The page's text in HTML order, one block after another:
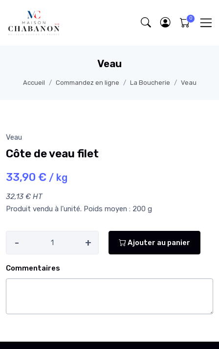
Veau
Accueil Commandez en ligne La Boucherie Veau
Veau
Côte de veau filet
33,90 € / kg
32,13 € HT
Produit vendu à l'unité. Poids moyen : 200 g
- + Ajouter au panier
Commentaires